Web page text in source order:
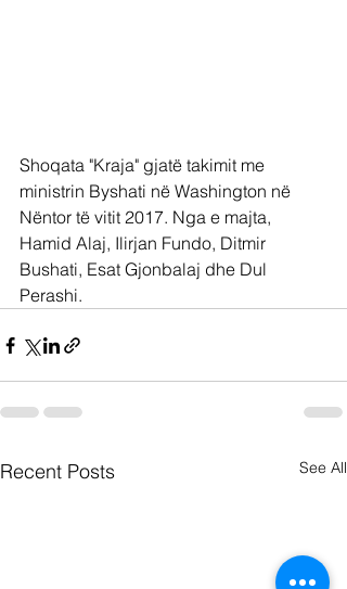
Shoqata "Kraja" gjatë takimit me
ministrin Byshati në Washington në
Nëntor të vitit 2017. Nga e majta,
Hamid Alaj, Ilirjan Fundo, Ditmir
Bushati, Esat Gjonbalaj dhe Dul
Perashi.
Recent Posts See All